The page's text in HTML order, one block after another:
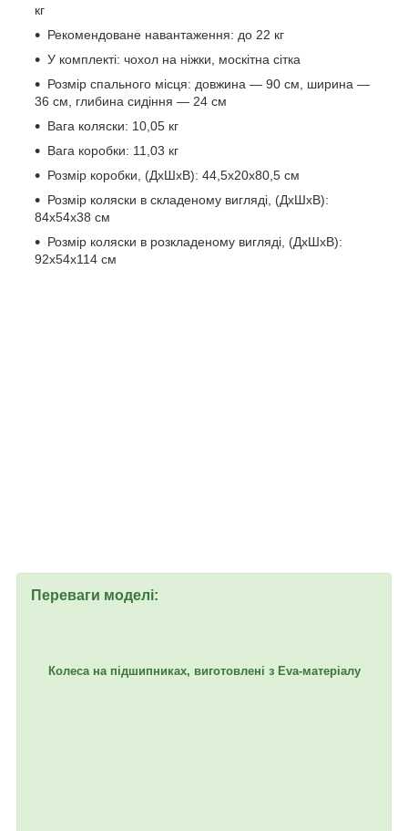
кг
Рекомендоване навантаження: до 22 кг
У комплекті: чохол на ніжки, москітна сітка
Розмір спального місця: довжина — 90 см, ширина —
36 см, глибина сидіння — 24 см
Вага коляски: 10,05 кг
Вага коробки: 11,03 кг
Розмір коробки, (ДхШхВ): 44,5х20х80,5 см
Розмір коляски в складеному вигляді, (ДхШхВ):
84х54х38 см
Розмір коляски в розкладеному вигляді, (ДхШхВ):
92х54х114 см
Переваги моделі:
Колеса на підшипниках, виготовлені з Eva-матеріалу